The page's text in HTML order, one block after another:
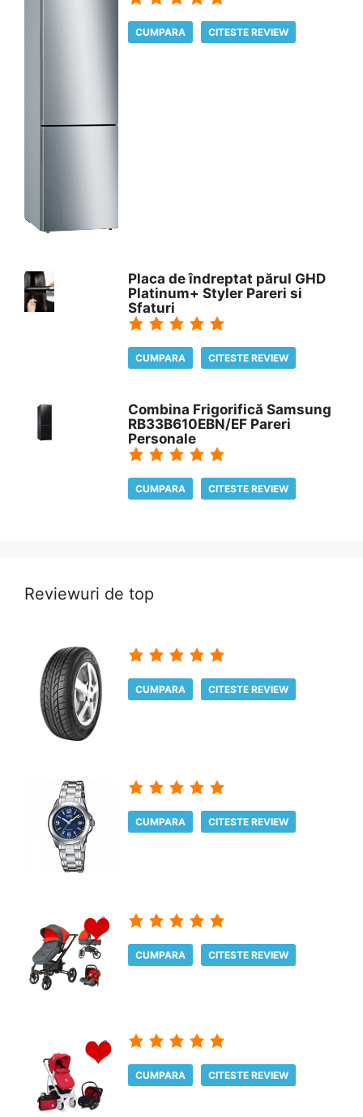
CUMPARA CITESTE REVIEW
Placa de îndreptat părul GHD
Platinum+ Styler Pareri si
Sfaturi
CUMPARA CITESTE REVIEW
Combina Frigorifică Samsung
RB33B610EBN/EF Pareri
Personale
CUMPARA CITESTE REVIEW
Reviewuri de top
CUMPARA CITESTE REVIEW
CUMPARA CITESTE REVIEW
CUMPARA CITESTE REVIEW
CUMPARA CITESTE REVIEW